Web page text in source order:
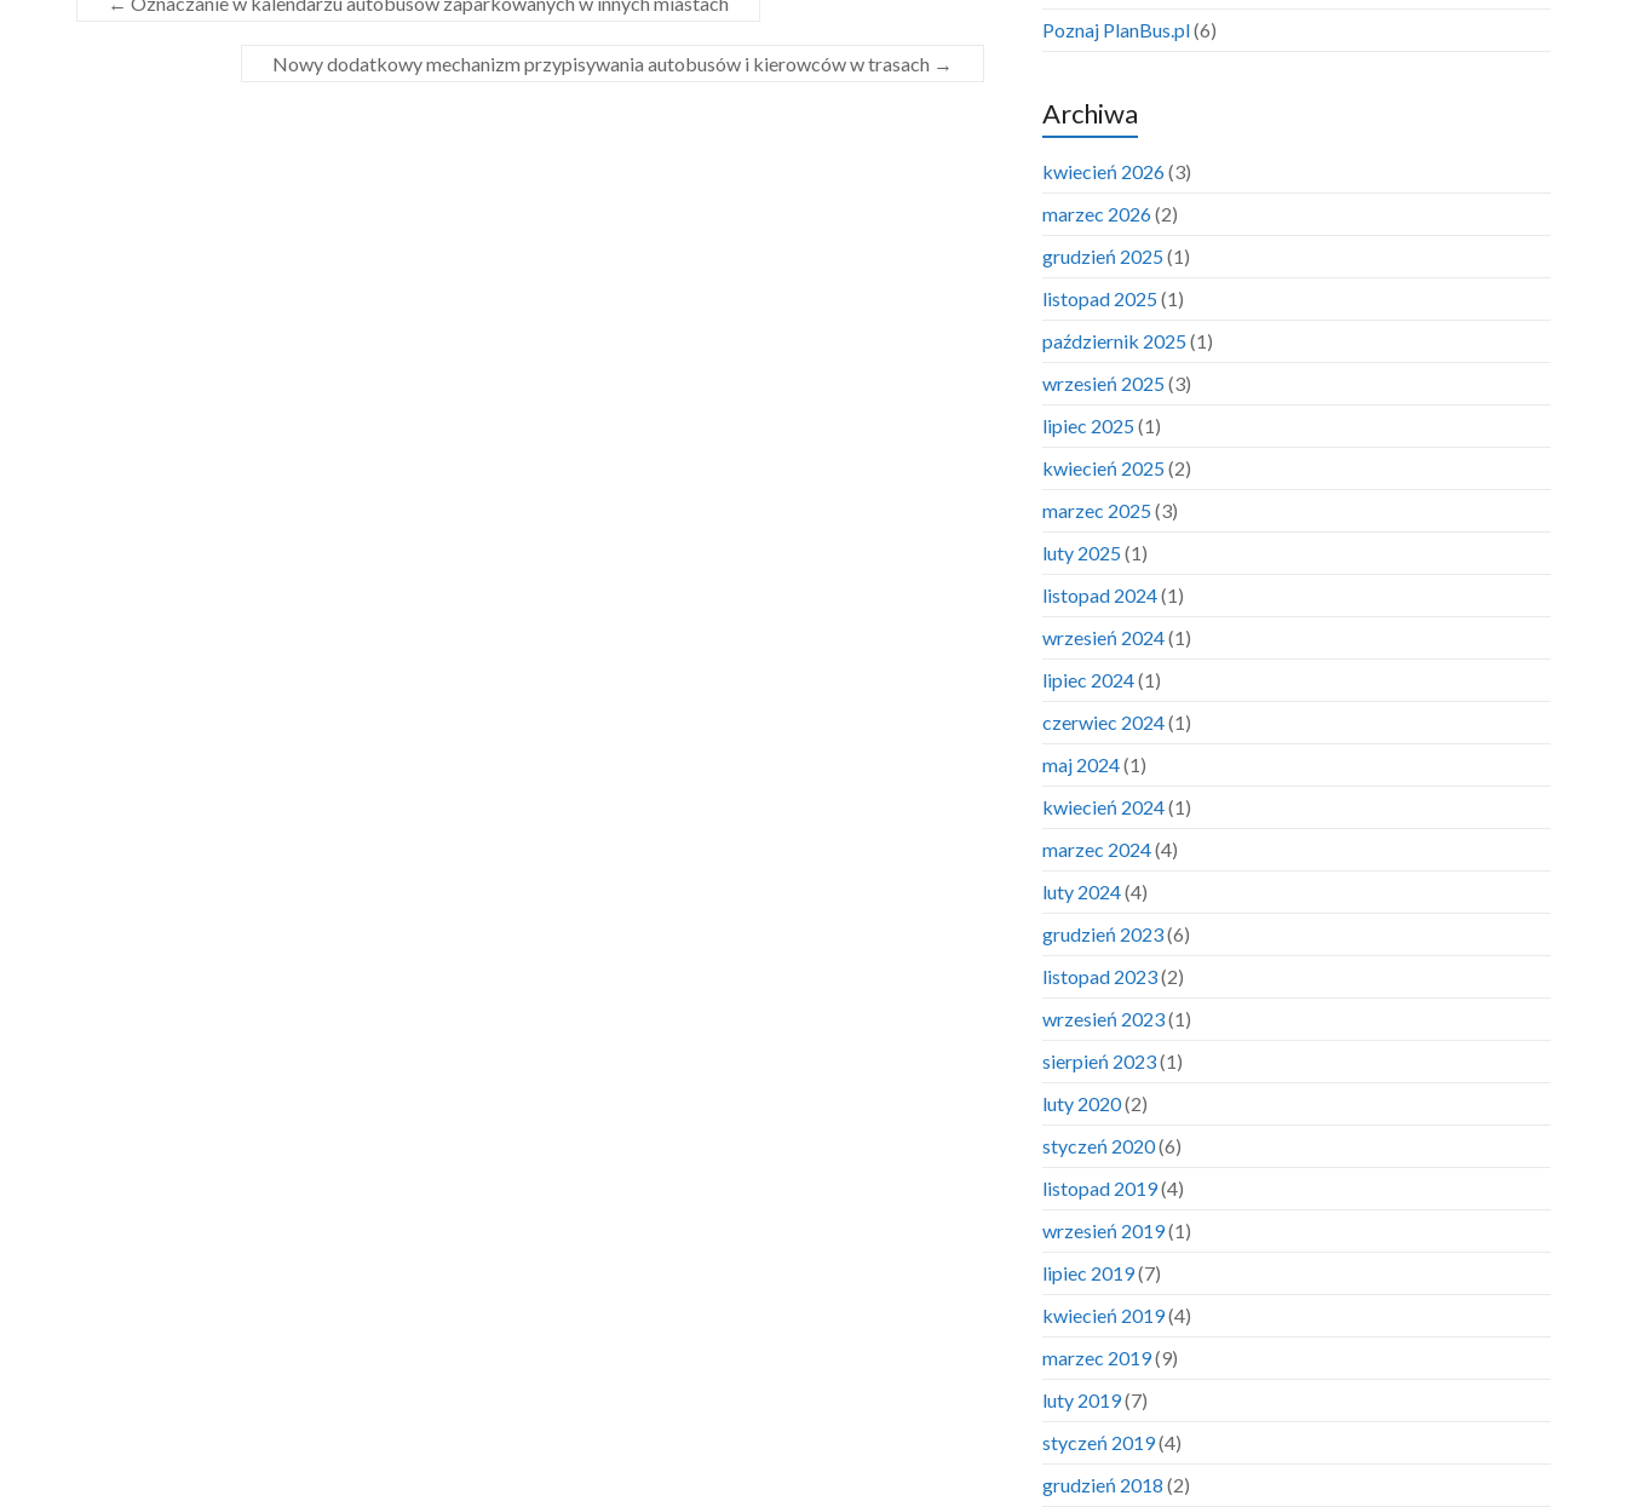
Nowy dodatkowy mechanizm przypisywania autobusów i kierowców w trasach →
Poznaj PlanBus.pl(6)
Archiwa
kwiecień 2026(3)
marzec 2026(2)
grudzień 2025(1)
listopad 2025(1)
październik 2025(1)
wrzesień 2025(3)
lipiec 2025(1)
kwiecień 2025(2)
marzec 2025(3)
luty 2025(1)
listopad 2024(1)
wrzesień 2024(1)
lipiec 2024(1)
czerwiec 2024(1)
maj 2024(1)
kwiecień 2024(1)
marzec 2024(4)
luty 2024(4)
grudzień 2023(6)
listopad 2023(2)
wrzesień 2023(1)
sierpień 2023(1)
luty 2020(2)
styczeń 2020(6)
listopad 2019(4)
wrzesień 2019(1)
lipiec 2019(7)
kwiecień 2019(4)
marzec 2019(9)
luty 2019(7)
styczeń 2019(4)
grudzień 2018 (2)